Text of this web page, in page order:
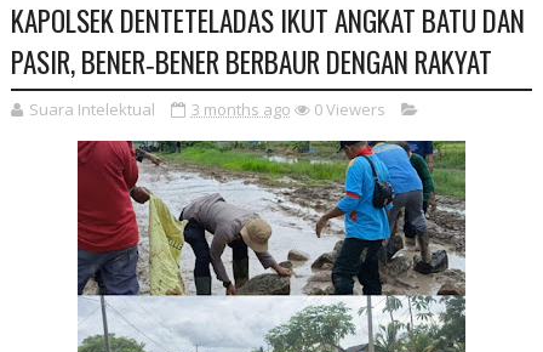
KAPOLSEK DENTETELADAS IKUT ANGKAT BATU DAN
PASIR, BENER‑BENER BERBAUR DENGAN RAKYAT
Suara Intelektual 3 months ago 0Viewers